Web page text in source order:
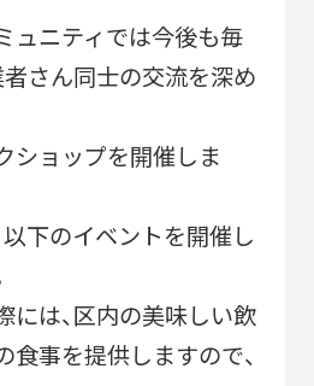
ュニティでは今後も毎
者さん同士の交流を深め
ショップを開催しま
以下のイベントを開催し
には、区内の美味しい飲
食事を提供しますので、